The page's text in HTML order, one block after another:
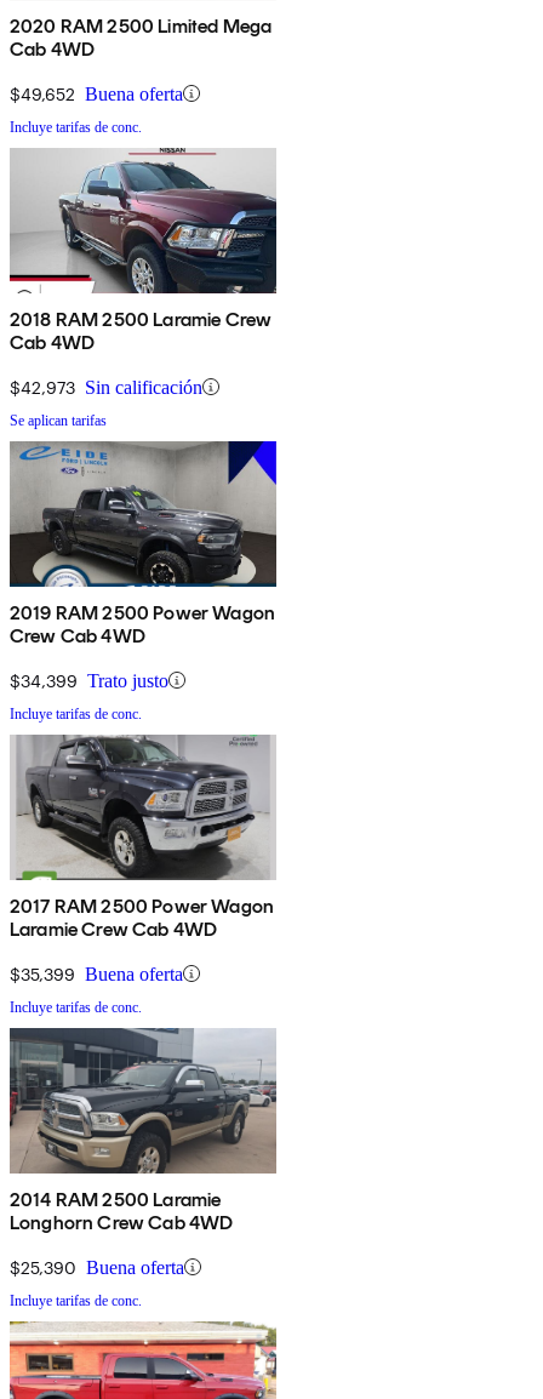
2020 RAM 2500 Limited Mega
Cab 4WD
$49,652 Buena oferta
Incluye tarifas de conc.
2018 RAM 2500 Laramie Crew
Cab 4WD
$42,973 Sin calificación
Se aplican tarifas
2019 RAM 2500 Power Wagon
Crew Cab 4WD
$34,399 Trato justo
Incluye tarifas de conc.
2017 RAM 2500 Power Wagon
Laramie Crew Cab 4WD
$35,399 Buena oferta
Incluye tarifas de conc.
2014 RAM 2500 Laramie
Longhorn Crew Cab 4WD
$25,390 Buena oferta
Incluye tarifas de conc.